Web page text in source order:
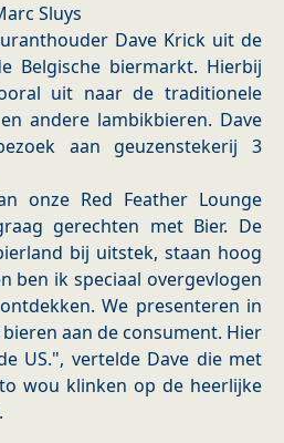
Sluys
Dave Krick uit de
Belgische biermarkt. Hierbij
uit naar de traditionele
andere lambikbieren. Dave
aan geuzenstekerij 3
onze Red Feather Lounge
gerechten met Bier. De
bij uitstek, staan hoog
ben ik speciaal overgevlogen
We presenteren in
aan de consument. Hier
US.", vertelde Dave die met
wou klinken op de heerlijke